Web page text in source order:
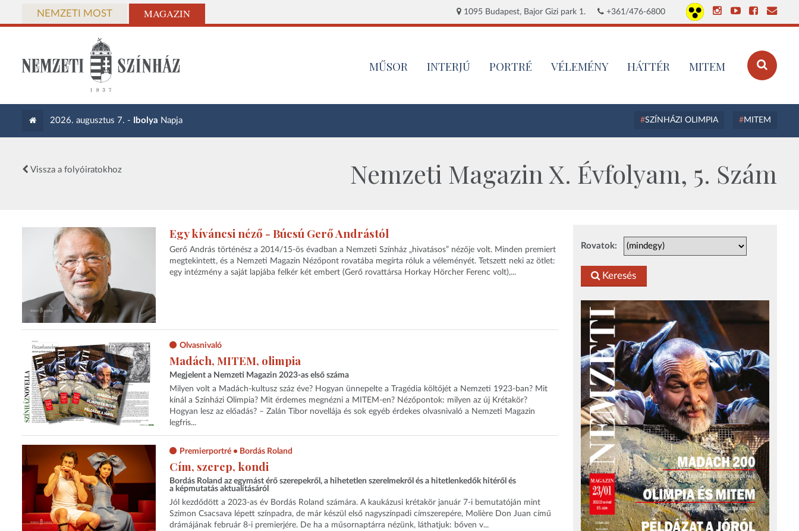
NEMZETI MOST MAGAZIN 1095 Budapest, Bajor Gizi park 1. +361/476-6800
MŰSOR INTERJÚ PORTRÉ VÉLEMÉNY HÁTTÉR MITEM
2026. augusztus 7. - Ibolya Napja SZÍNHÁZI OLIMPIA MITEM
Vissza a folyóiratokhoz Nemzeti Magazin X. Évfolyam, 5. Szám
Rovatok:
Keresés
Egy kíváncsi néző - Búcsú Gerő Andrástól
Gerő András történész a 2014/15-ös évadban a Nemzeti Színház „hivatásos” nézője volt. Minden premiert
megtekintett, és a Nemzeti Magazin Nézőpont rovatába megírta róluk a véleményét. Tetszett neki az ötlet:
egy intézmény a saját lapjába felkér két embert (Gerő rovattársa Horkay Hörcher Ferenc volt),...
Olvasnivaló
Madách, MITEM, olimpia
Megjelent a Nemzeti Magazin 2023-as első száma
Milyen volt a Madách-kultusz száz éve? Hogyan ünnepelte a Tragédia költőjét a Nemzeti 1923-ban? Mit
kínál a Színházi Olimpia? Mit érdemes megnézni a MITEM-en? Nézőpontok: milyen az új Krétakör?
Hogyan lesz az előadás? – Zalán Tibor novellája és sok egyéb érdekes olvasnivaló a Nemzeti Magazin
legfris...
Premierportré • Bordás Roland
Cím, szerep, kondi
Bordás Roland az egymást érő szerepekről, a hihetetlen szerelmekről és a hitetlenkedők hitéről és
a képmutatás aktualitásáról
Jól kezdődött a 2023-as év Bordás Roland számára. A kaukázusi krétakör január 7-i bemutatóján mint
Szimon Csacsava lépett színpadra, de már készül első nagyszínpadi címszerepére, Molière Don Juan című
drámájának február 8-i premierjére. De ha a műsornaptárra nézünk, láthatjuk: bőven v...